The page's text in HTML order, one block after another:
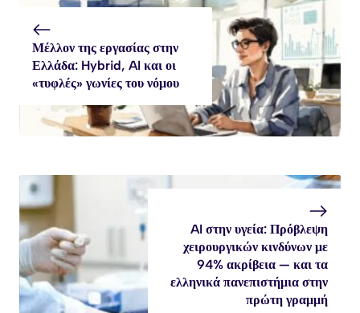
Μέλλον της εργασίας στην
Ελλάδα: Hybrid, AI και οι
«τυφλές» γωνίες του νόμου
AI στην υγεία: Πρόβλεψη
χειρουργικών κινδύνων με
94% ακρίβεια — και τα
ελληνικά πανεπιστήμια στην
πρώτη γραμμή